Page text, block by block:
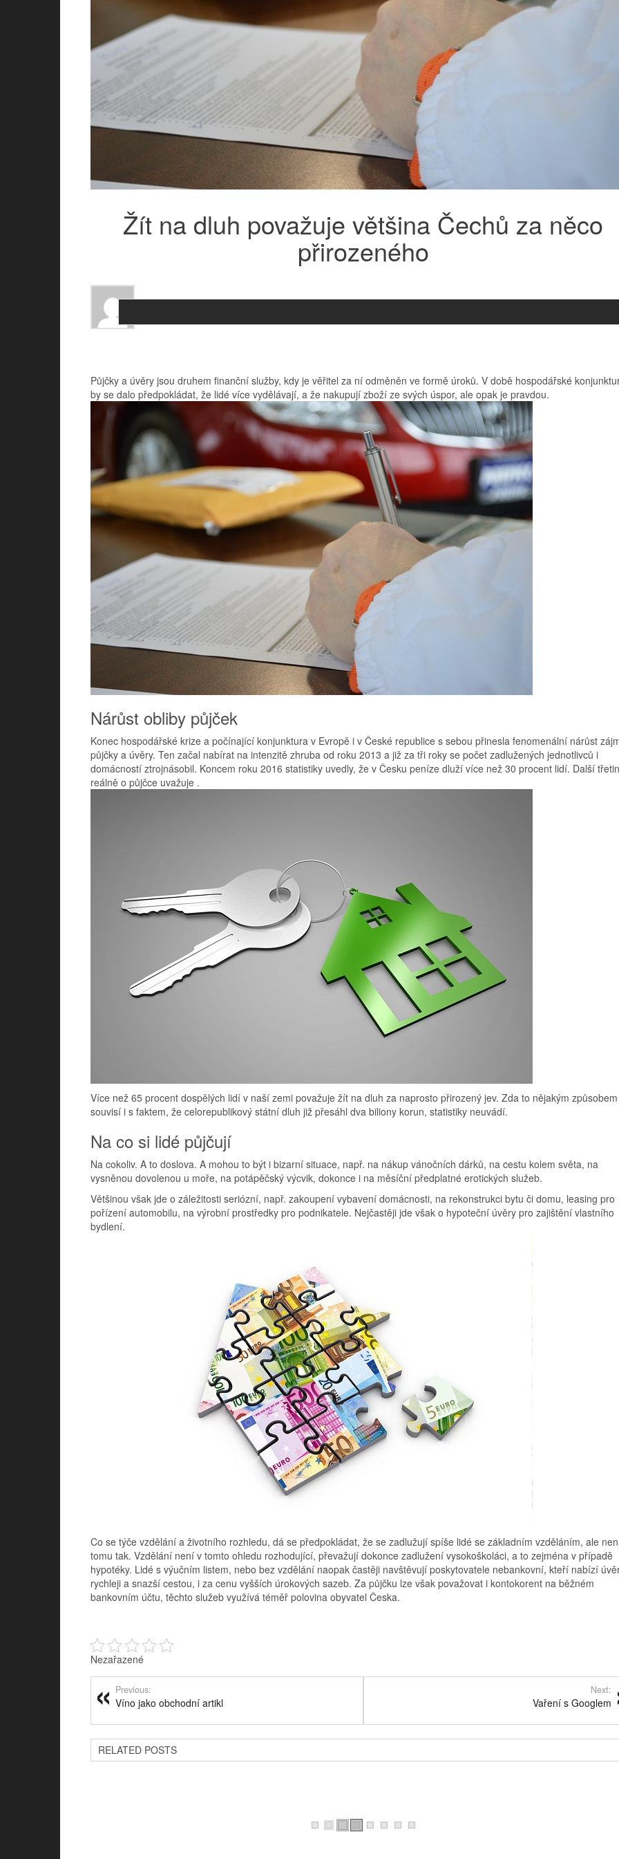
Žít na dluh považuje většina Čechů za něco
přirozeného
Půjčky a úvěry jsou druhem finanční služby, kdy je věřitel za ní odměněn ve formě úroků. V době hospodářské
by se dalo předpokládat, že lidé více vydělávají, a že nakupují zboží ze svých úspor, ale opak je pravdou.
Nárůst obliby půjček
Konec hospodářské krize a počínající konjunktura v Evropě i v České republice s sebou přinesla fenomenální nárůst
půjčky a úvěry. Ten začal nabírat na intenzitě zhruba od roku 2013 a již za tři roky se počet zadlužených jednotlivců i
domácností ztrojnásobil. Koncem roku 2016 statistiky uvedly, že v Česku peníze dluží více než 30 procent lidí. Další
reálně o půjčce uvažuje .
Více než 65 procent dospělých lidí v naší zemi považuje žít na dluh za naprosto přirozený jev. Zda to nějakým způsobem
souvisí i s faktem, že celorepublikový státní dluh již přesáhl dva biliony korun, statistiky neuvádí.
Na co si lidé půjčují
Na cokoliv. A to doslova. A mohou to být i bizarní situace, např. na nákup vánočních dárků, na cestu kolem světa, na
vysněnou dovolenou u moře, na potápěčský výcvik, dokonce i na měsíční předplatné erotických služeb.
Většinou však jde o záležitosti seriózní, např. zakoupení vybavení domácnosti, na rekonstrukci bytu či domu, leasing pro
pořízení automobilu, na výrobní prostředky pro podnikatele. Nejčastěji jde však o hypoteční úvěry pro zajištění vlastního
bydlení.
Co se týče vzdělání a životního rozhledu, dá se předpokládat, že se zadlužují spíše lidé se základním vzděláním, ale
tomu tak. Vzdělání není v tomto ohledu rozhodující, převažují dokonce zadlužení vysokoškoláci, a to zejména v případě
hypotéky. Lidé s výučním listem, nebo bez vzdělání naopak častěji navštěvují poskytovatele nebankovní, kteří nabízí
rychleji a snazší cestou, i za cenu vyšších úrokových sazeb. Za půjčku lze však považovat i kontokorent na běžném
bankovním účtu, těchto služeb využívá téměř polovina obyvatel Česka.
Nezařazené
Previous:
Víno jako obchodní artikl
Next:
Vaření s Googlem
RELATED POSTS